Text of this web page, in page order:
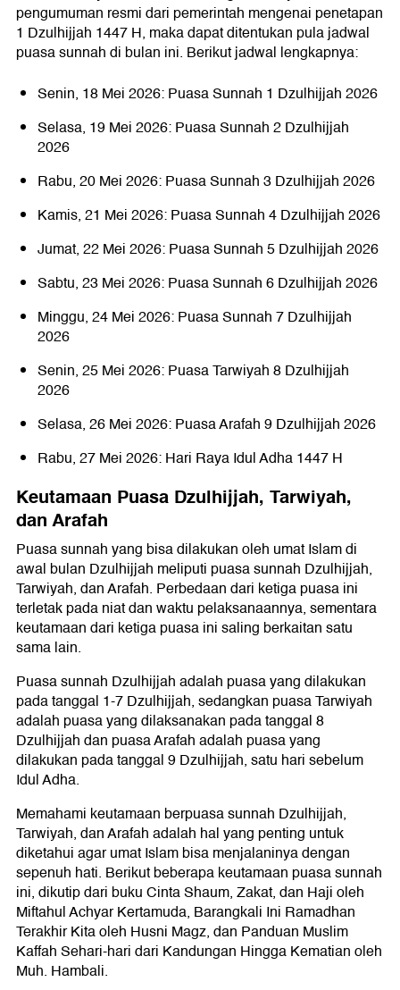
pengumuman resmi dari pemerintah mengenai penetapan
1 Dzulhijjah 1447 H, maka dapat ditentukan pula jadwal
puasa sunnah di bulan ini. Berikut jadwal lengkapnya:
Senin, 18 Mei 2026: Puasa Sunnah 1 Dzulhijjah 2026
Selasa, 19 Mei 2026: Puasa Sunnah 2 Dzulhijjah
2026
Rabu, 20 Mei 2026: Puasa Sunnah 3 Dzulhijjah 2026
Kamis, 21 Mei 2026: Puasa Sunnah 4 Dzulhijjah 2026
Jumat, 22 Mei 2026: Puasa Sunnah 5 Dzulhijjah 2026
Sabtu, 23 Mei 2026: Puasa Sunnah 6 Dzulhijjah 2026
Minggu, 24 Mei 2026: Puasa Sunnah 7 Dzulhijjah
2026
Senin, 25 Mei 2026: Puasa Tarwiyah 8 Dzulhijjah
2026
Selasa, 26 Mei 2026: Puasa Arafah 9 Dzulhijjah 2026
Rabu, 27 Mei 2026: Hari Raya Idul Adha 1447 H
Keutamaan Puasa Dzulhijjah, Tarwiyah,
dan Arafah
Puasa sunnah yang bisa dilakukan oleh umat Islam di
awal bulan Dzulhijjah meliputi puasa sunnah Dzulhijjah,
Tarwiyah, dan Arafah. Perbedaan dari ketiga puasa ini
terletak pada niat dan waktu pelaksanaannya, sementara
keutamaan dari ketiga puasa ini saling berkaitan satu
sama lain.
Puasa sunnah Dzulhijjah adalah puasa yang dilakukan
pada tanggal 1-7 Dzulhijjah, sedangkan puasa Tarwiyah
adalah puasa yang dilaksanakan pada tanggal 8
Dzulhijjah dan puasa Arafah adalah puasa yang
dilakukan pada tanggal 9 Dzulhijjah, satu hari sebelum
Idul Adha.
Memahami keutamaan berpuasa sunnah Dzulhijjah,
Tarwiyah, dan Arafah adalah hal yang penting untuk
diketahui agar umat Islam bisa menjalaninya dengan
sepenuh hati. Berikut beberapa keutamaan puasa sunnah
ini, dikutip dari buku Cinta Shaum, Zakat, dan Haji oleh
Miftahul Achyar Kertamuda, Barangkali Ini Ramadhan
Terakhir Kita oleh Husni Magz, dan Panduan Muslim
Kaffah Sehari-hari dari Kandungan Hingga Kematian oleh
Muh. Hambali.